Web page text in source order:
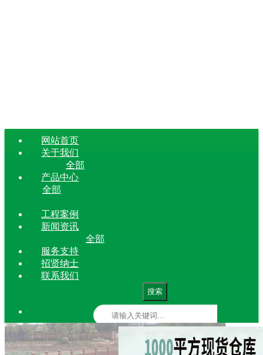
网站首页
关于我们
全部
产品中心
全部
工程案例
新闻资讯
全部
服务支持
招贤纳士
联系我们
搜索